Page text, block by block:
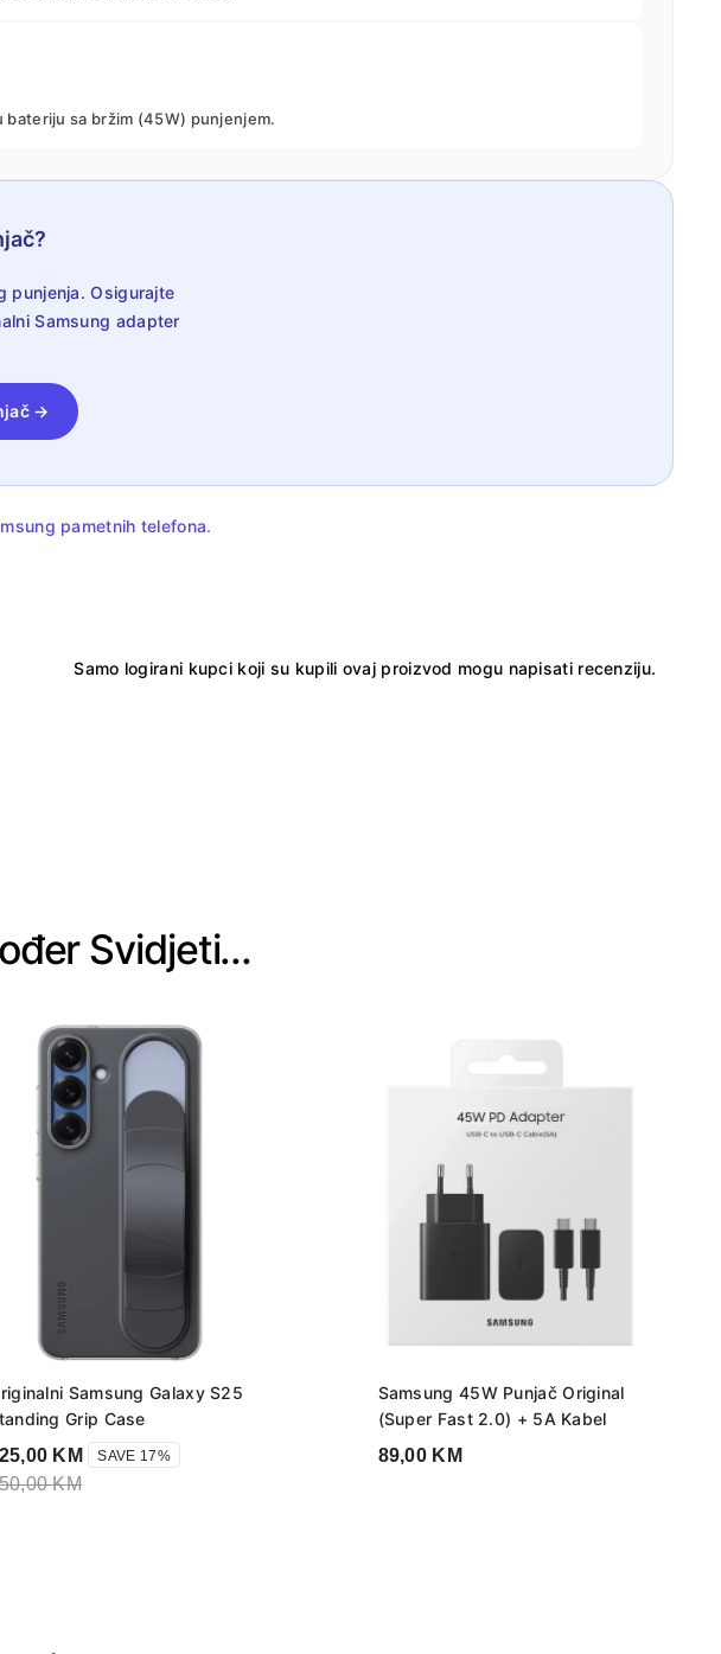
bateriju sa bržim (45W) punjenjem.
punjenja. Osigurajte
Samsung adapter
→
pametnih telefona.
Samo logirani kupci koji su kupili ovaj proizvod mogu napisati recenziju.
Svidjeti…
Samsung Galaxy S25
Grip Case
KM
KM
SAVE 17%
Samsung 45W Punjač Original
(Super Fast 2.0) + 5A Kabel
89,00 KM